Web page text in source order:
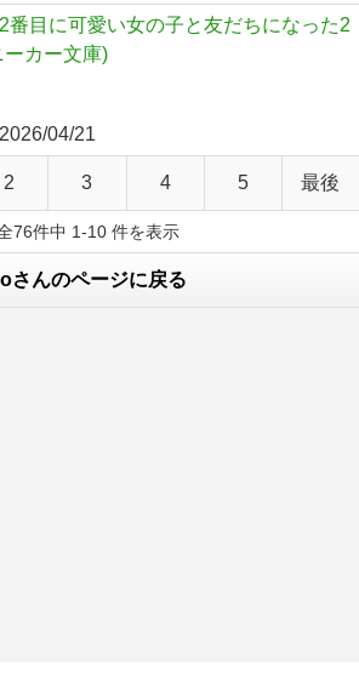
番目に可愛い女の子と友だちになった2
ーカー文庫)
2026/04/21
2 3 4 5 最後
76件中 1-10 件を表示
さんのページに戻る